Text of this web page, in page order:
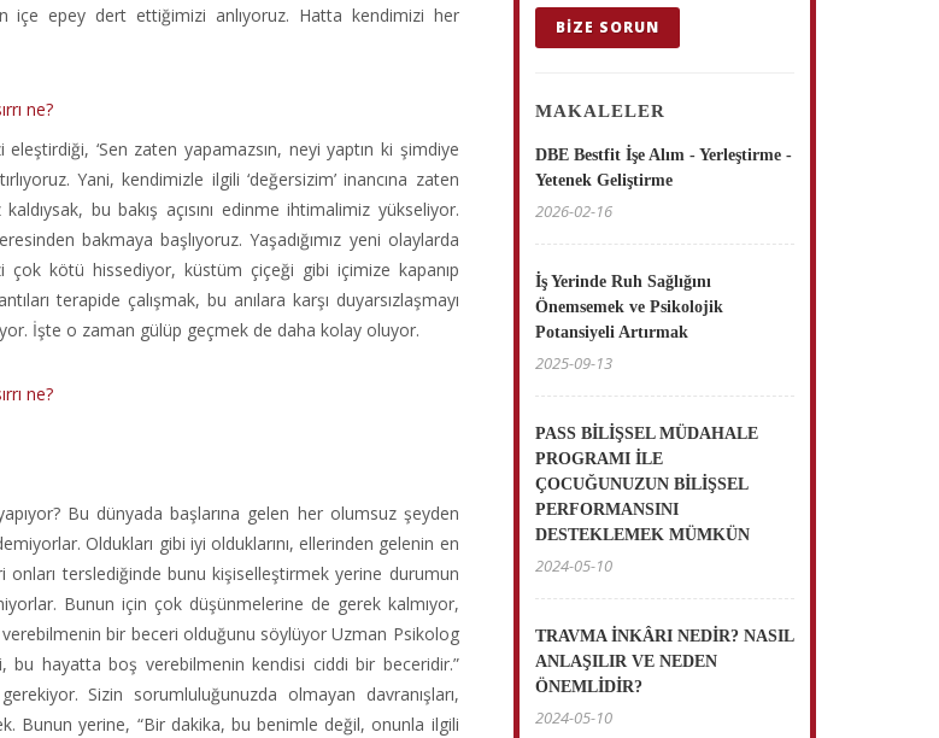
epey dert ettiğimizi anlıyoruz. Hatta kendimizi her
‘Sen zaten yapamazsın, neyi yaptın ki şimdiye
Yani, kendimizle ilgili ‘değersizim’ inancına zaten
bu bakış açısını edinme ihtimalimiz yükseliyor.
bakmaya başlıyoruz. Yaşadığımız yeni olaylarda
çok kötü hissediyor, küstüm çiçeği gibi içimize kapanıp
terapide çalışmak, bu anılara karşı duyarsızlaşmayı
İşte o zaman gülüp geçmek de daha kolay oluyor.
Bu dünyada başlarına gelen her olumsuz şeyden
Oldukları gibi iyi olduklarını, ellerinden gelenin en
onları terslediğinde bunu kişiselleştirmek yerine durumun
Bunun için çok düşünmelerine de gerek kalmıyor,
bir beceri olduğunu söylüyor Uzman Psikolog
hayatta boş verebilmenin kendisi ciddi bir beceridir.”
Sizin sorumluluğunuzda olmayan davranışları,
Bunun yerine, “Bir dakika, bu benimle değil, onunla ilgili
BIZE SORUN
MAKALELER
DBE Bestfit İşe Alım - Yerleştirme -
Yetenek Geliştirme
2026-02-16
İş Yerinde Ruh Sağlığını
Önemsemek ve Psikolojik
Potansiyeli Artırmak
2025-09-13
PASS BİLİŞSEL MÜDAHALE
PROGRAMI İLE
ÇOCUĞUNUZUN BİLİŞSEL
PERFORMANSINI
DESTEKLEMEK MÜMKÜN
2024-05-10
TRAVMA İNKÂRI NEDİR? NASIL
ANLAŞILIR VE NEDEN
ÖNEMLİDİR?
2024-05-10